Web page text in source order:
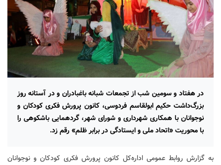
در هفتاد و سومین شب از تجمعات شبانه باغبادران و در آستانه روز
بزرگ‌داشت حکیم ابولقاسم فردوسی، کانون پرورش فکری کودکان و
نوجوانان با همکاری شهرداری و شورای شهر، گردهمایی باشکوهی را
با محوریت «اتحاد ملی و ایستادگی در برابر ظلم» رقم زد.
به گزارش روابط عمومی اداره‌کل کانون پرورش فکری کودکان و نوجوانان